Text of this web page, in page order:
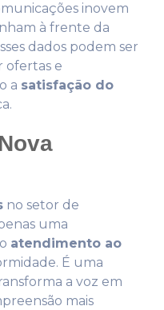
inovem
à frente da
dados podem ser
ofertas e
a satisfação do
no setor de
uma
atendimento ao
É uma
a voz em
mais